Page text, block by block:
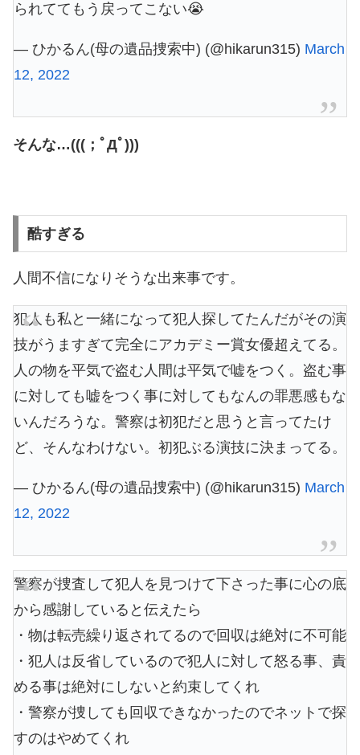
られててもう戻ってこない😭
— ひかるん(母の遺品捜索中) (@hikarun315) March
12, 2022
そんな…(((；ﾟДﾟ)))
酷すぎる
人間不信になりそうな出来事です。
犯人も私と一緒になって犯人探してたんだがその演
技がうますぎて完全にアカデミー賞女優超えてる。
人の物を平気で盗む人間は平気で嘘をつく。盗む事
に対しても嘘をつく事に対してもなんの罪悪感もな
いんだろうな。警察は初犯だと思うと言ってたけ
ど、そんなわけない。初犯ぶる演技に決まってる。
— ひかるん(母の遺品捜索中) (@hikarun315) March
12, 2022
警察が捜査して犯人を見つけて下さった事に心の底
から感謝していると伝えたら
・物は転売繰り返されてるので回収は絶対に不可能
・犯人は反省しているので犯人に対して怒る事、責
める事は絶対にしないと約束してくれ
・警察が捜しても回収できなかったのでネットで探
すのはやめてくれ